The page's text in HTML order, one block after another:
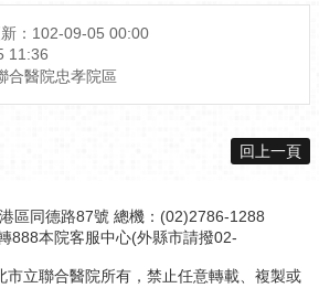
：102-09-05 00:00
11:36
合醫院忠孝院區
回上一頁
區同德路87號 總機：(02)2786-1288
888本院客服中心(外縣市請撥02-
市立聯合醫院所有，禁止任意轉載、複製或